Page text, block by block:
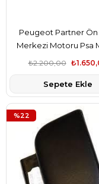
Peugeot Partner Ön
Merkezi Motoru Psa
6615.03
₺2.200,00
Sepete Ekle
%22